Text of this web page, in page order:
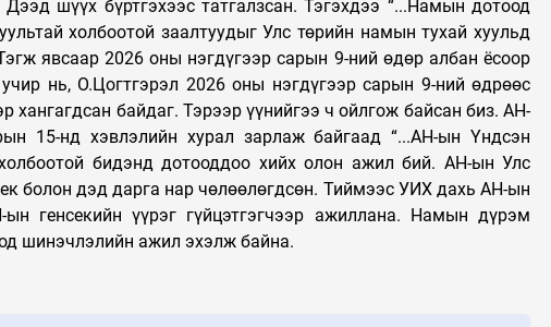
шүүх бүртгэхээс татгалзсан. Тэгэхдээ “...Намын дотоод
холбоотой заалтуудыг Улс төрийн намын тухай хуульд
явсаар 2026 оны нэгдүгээр сарын 9-ний өдөр албан ёсоор
нь, О.Цогтгэрэл 2026 оны нэгдүгээр сарын 9-ний өдрөөс
хангагдсан байдаг. Тэрээр үүнийгээ ч ойлгож байсан биз. АН-
15-нд хэвлэлийн хурал зарлаж байгаад “...АН-ын Үндсэн
бидэнд дотооддоо хийх олон ажил бий. АН-ын Улс
болон дэд дарга нар чөлөөлөгдсөн. Тиймээс УИХ дахь АН-ын
генсекийн үүрэг гүйцэтгэгчээр ажиллана. Намын дүрэм
шинэчлэлийн ажил эхэлж байна.